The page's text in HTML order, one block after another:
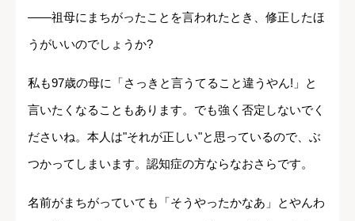
――祖母にまちがったことを言われたとき、修正したほ
うがいいのでしょうか?
私も97歳の母に「さっきと言うてること違うやん!」と
言いたくなることもあります。でも強く否定しないでく
ださいね。本人は"それが正しい"と思っているので、ぶ
つかってしまいます。認知症の方ならなおさらです。
名前がまちがっていても「そうやったかなあ」とやんわ